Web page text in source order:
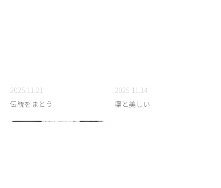
2025.11.21
伝統をまとう
2025.11.14
凜と美しい